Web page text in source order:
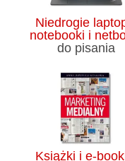
Niedrogie
notebooki i
do pisania
Książki i e-